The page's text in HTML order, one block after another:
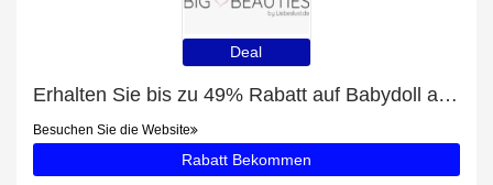
Deal
Erhalten Sie bis zu 49% Rabatt auf Babydoll aus Mesh mit Blumenmustern Plus Size
Besuchen Sie die Website
Rabatt Bekommen